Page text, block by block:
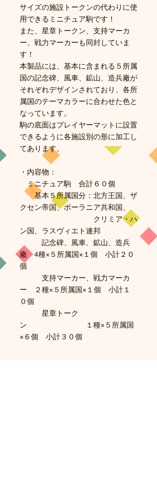
サイズの施設トークンの代わりに使
用できるミニチュア駒です！
また、星章トークン、支持マーカ
ー、戦力マーカーも同封していま
す！
本製品には、基本に含まれる５所属
国の記念碑、風車、鉱山、造兵廠が
それぞれデザインされており、各所
属国のテーマカラーに合わせた色と
なっています。
駒の底面はプレイヤーマットに設置
できるように各施設別の形に加工し
てあります。
・内容物：
ミニチュア駒 合計６０個
基本５所属国分：北方王国、ザ
クセン帝国、ポーラニア共和国、
クリミア・ハ
ン国、ラスヴィエト連邦
記念碑、風車、鉱山、造兵
廠 4種×５所属国×１個 小計２０
個
支持マーカー、戦力マーカ
ー ２種×５所属国×１個 小計１
０個
星章トーク
ン １種×５所属国
×６個 小計３０個